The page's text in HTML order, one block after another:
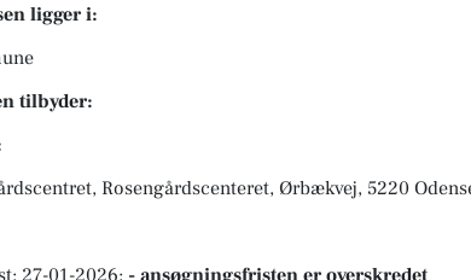
ligger i:
tilbyder:
Rosengårdscenteret, Ørbækvej, 5220
27-01-2026; - ansøgningsfristen er overskredet